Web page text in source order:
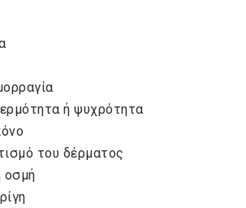
ή ψυχρότητα
του δέρματος
οσμή